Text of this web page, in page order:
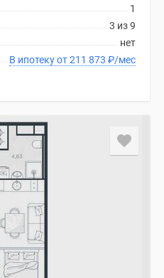
1
3 из 9
нет
В ипотеку от 211 873 ₽/мес